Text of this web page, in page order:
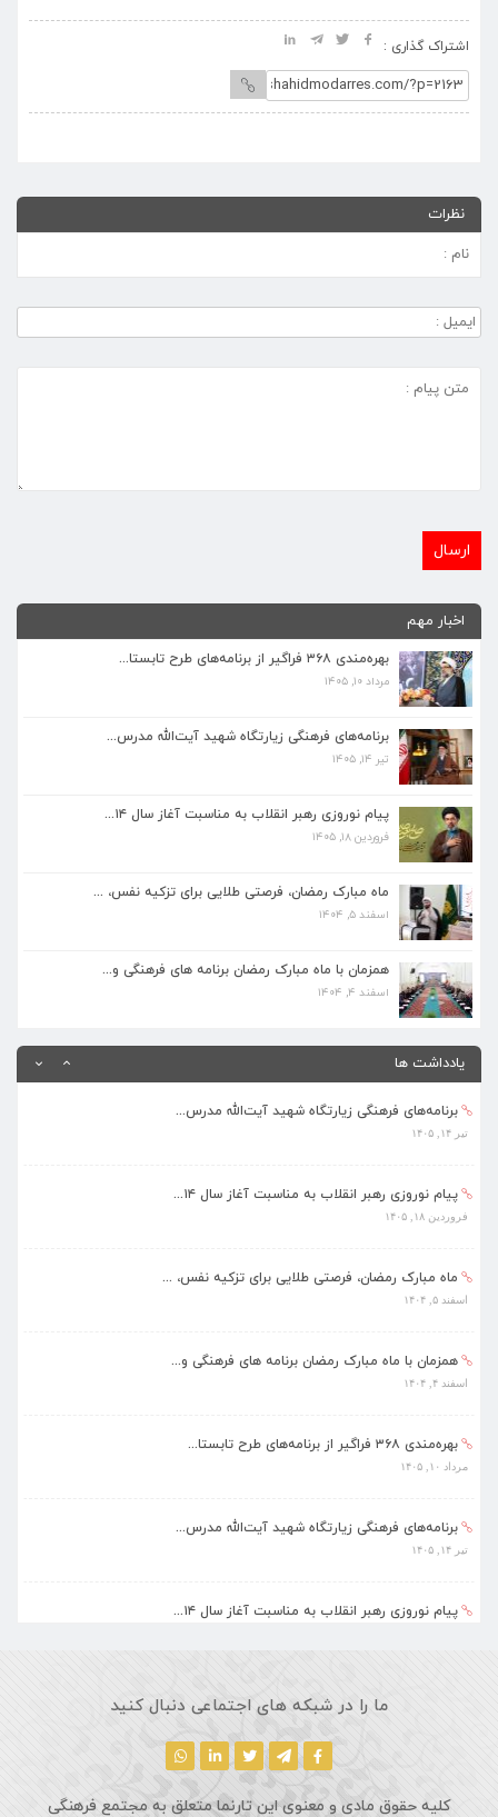
اشتراک گذاری :
نظرات
اخبار مهم
بهره‌مندی ۳۶۸ فراگیر از برنامه‌های طرح تابستا...
مرداد ۱۰, ۱۴۰۵
برنامه‌های فرهنگی زیارتگاه شهید آیت‌الله مدرس...
تیر ۱۴, ۱۴۰۵
پیام نوروزی رهبر انقلاب به مناسبت آغاز سال ۱۴...
فروردین ۱۸, ۱۴۰۵
ماه مبارک رمضان، فرصتی طلایی برای تزکیه نفس، ...
اسفند ۵, ۱۴۰۴
همزمان با ماه مبارک رمضان برنامه های فرهنگی و...
اسفند ۴, ۱۴۰۴
یادداشت ها
برنامه‌های فرهنگی زیارتگاه شهید آیت‌الله مدرس...
پیام نوروزی رهبر انقلاب به مناسبت آغاز سال ۱۴...
ماه مبارک رمضان، فرصتی طلایی برای تزکیه نفس، ...
اسفند ۵, ۱۴۰۴
همزمان با ماه مبارک رمضان برنامه های فرهنگی و...
اسفند ۴, ۱۴۰۴
مرداد ۱۰, ۱۴۰۵
برنامه‌های فرهنگی زیارتگاه شهید آیت‌الله مدرس...
تیر ۱۴, ۱۴۰۵
پیام نوروزی رهبر انقلاب به مناسبت آغاز سال ۱۴...
فروردین ۱۸, ۱۴۰۵
ماه مبارک رمضان، فرصتی طلایی برای تزکیه نفس، ...
اسفند ۵, ۱۴۰۴
همزمان با ماه مبارک رمضان برنامه های فرهنگی و...
اسفند ۴, ۱۴۰۴
بهره‌مندی ۳۶۸ فراگیر از برنامه‌های طرح تابستا...
مرداد ۱۰, ۱۴۰۵
برنامه‌های فرهنگی زیارتگاه شهید آیت‌الله مدرس...
تیر ۱۴, ۱۴۰۵
پیام نوروزی رهبر انقلاب به مناسبت آغاز سال ۱۴...
ماه مبارک رمضان، فرصتی طلایی برای تزکیه نفس، ...
ما را در شبکه های اجتماعی دنبال کنید
کلیه حقوق مادی و معنوی این تارنما متعلق به مجتمع فرهنگی